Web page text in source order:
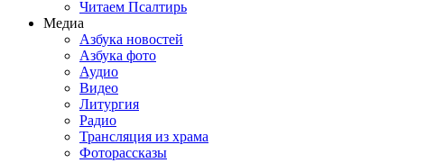
Читаем Псалтирь
Медиа
Азбука новостей
Азбука фото
Аудио
Видео
Литургия
Радио
Трансляция из храма
Фоторассказы